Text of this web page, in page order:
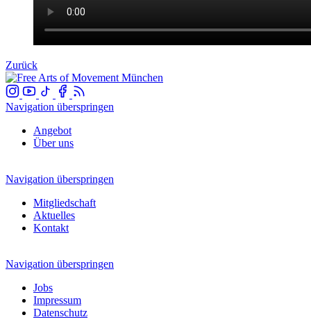
Zurück
Navigation überspringen
Angebot
Über uns
Navigation überspringen
Mitgliedschaft
Aktuelles
Kontakt
Navigation überspringen
Jobs
Impressum
Datenschutz